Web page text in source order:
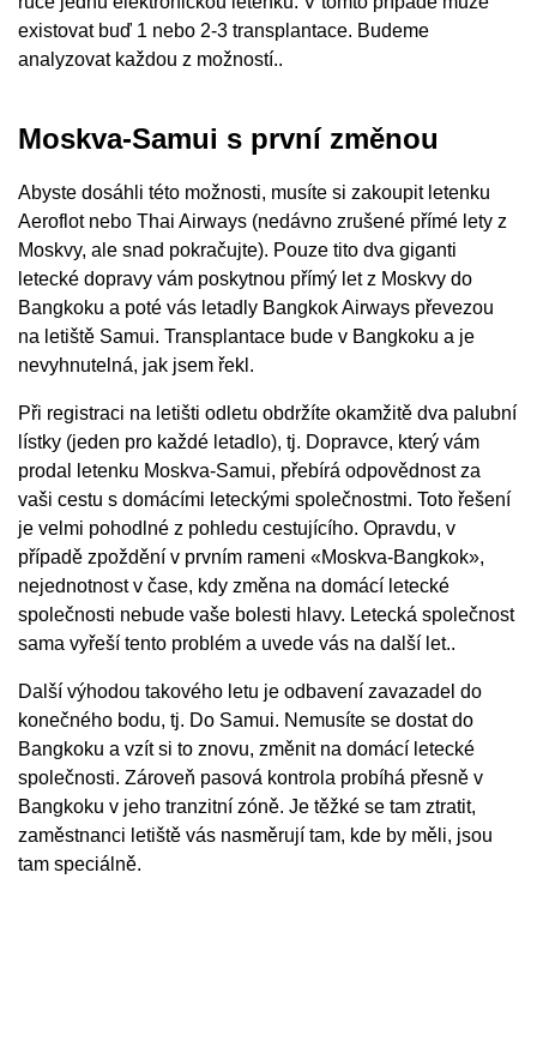
existovat buď 1 nebo 2-3 transplantace. Budeme
analyzovat každou z možností..
Moskva-Samui s první změnou
Abyste dosáhli této možnosti, musíte si zakoupit letenku
Aeroflot nebo Thai Airways (nedávno zrušené přímé lety z
Moskvy, ale snad pokračujte). Pouze tito dva giganti
letecké dopravy vám poskytnou přímý let z Moskvy do
Bangkoku a poté vás letadly Bangkok Airways převezou
na letiště Samui. Transplantace bude v Bangkoku a je
nevyhnutelná, jak jsem řekl.
Při registraci na letišti odletu obdržíte okamžitě dva palubní
lístky (jeden pro každé letadlo), tj. Dopravce, který vám
prodal letenku Moskva-Samui, přebírá odpovědnost za
vaši cestu s domácími leteckými společnostmi. Toto řešení
je velmi pohodlné z pohledu cestujícího. Opravdu, v
případě zpoždění v prvním rameni «Moskva-Bangkok»,
nejednotnost v čase, kdy změna na domácí letecké
společnosti nebude vaše bolesti hlavy. Letecká společnost
sama vyřeší tento problém a uvede vás na další let..
Další výhodou takového letu je odbavení zavazadel do
konečného bodu, tj. Do Samui. Nemusíte se dostat do
Bangkoku a vzít si to znovu, změnit na domácí letecké
společnosti. Zároveň pasová kontrola probíhá přesně v
Bangkoku v jeho tranzitní zóně. Je těžké se tam ztratit,
zaměstnanci letiště vás nasměrují tam, kde by měli, jsou
tam speciálně.